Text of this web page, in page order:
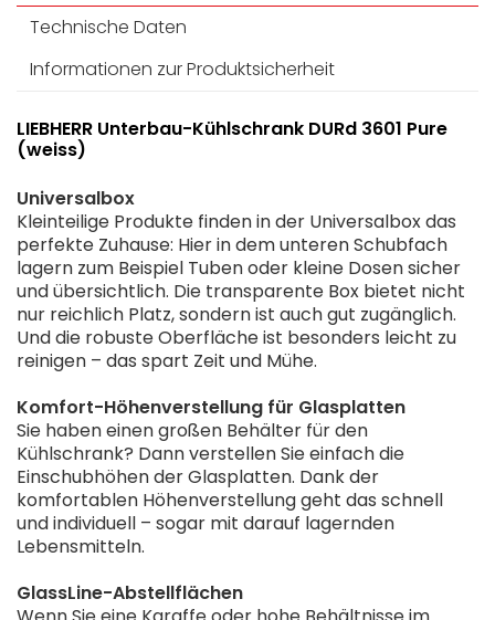
Technische Daten
Informationen zur Produktsicherheit
LIEBHERR Unterbau-Kühlschrank DURd 3601 Pure
(weiss)
Universalbox
Kleinteilige Produkte finden in der Universalbox das
perfekte Zuhause: Hier in dem unteren Schubfach
lagern zum Beispiel Tuben oder kleine Dosen sicher
und übersichtlich. Die transparente Box bietet nicht
nur reichlich Platz, sondern ist auch gut zugänglich.
Und die robuste Oberfläche ist besonders leicht zu
reinigen – das spart Zeit und Mühe.
Komfort-Höhenverstellung für Glasplatten
Sie haben einen großen Behälter für den
Kühlschrank? Dann verstellen Sie einfach die
Einschubhöhen der Glasplatten. Dank der
komfortablen Höhenverstellung geht das schnell
und individuell – sogar mit darauf lagernden
Lebensmitteln.
GlassLine-Abstellflächen